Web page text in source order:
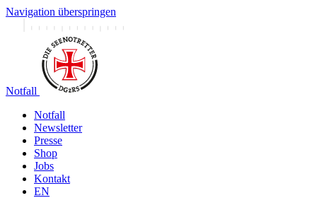
Navigation überspringen
Notfall
Notfall
Newsletter
Presse
Shop
Jobs
Kontakt
EN